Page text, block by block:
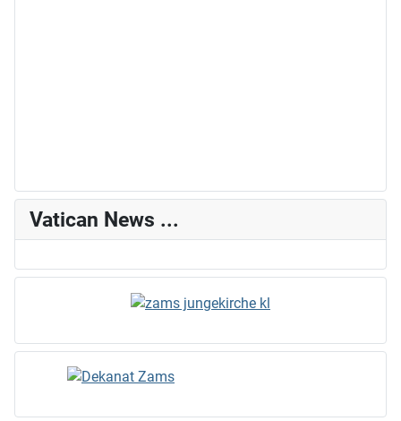
Vatican News ...